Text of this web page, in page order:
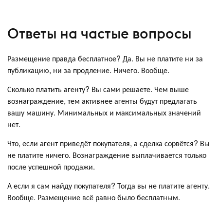
Ответы на частые вопросы
Размещение правда бесплатное? Да. Вы не платите ни за
публикацию, ни за продление. Ничего. Вообще.
Сколько платить агенту? Вы сами решаете. Чем выше
вознаграждение, тем активнее агенты будут предлагать
вашу машину. Минимальных и максимальных значений
нет.
Что, если агент приведёт покупателя, а сделка сорвётся? Вы
не платите ничего. Вознаграждение выплачивается только
после успешной продажи.
А если я сам найду покупателя? Тогда вы не платите агенту.
Вообще. Размещение всё равно было бесплатным.